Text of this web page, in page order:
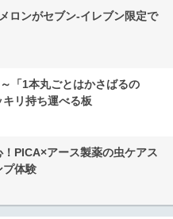
ンがセブン‐イレブン限定で
「1本丸ごとはかさばるの
リ持ち運べる板
PICA×アース製薬の虫ケアス
プ体験